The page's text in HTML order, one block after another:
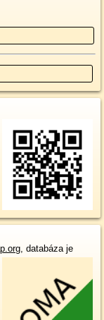
, databáza je